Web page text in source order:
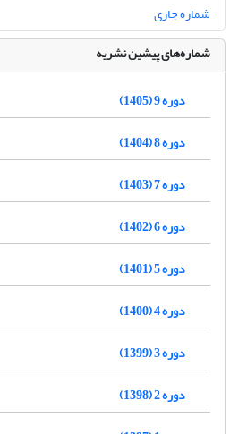
شماره جاری
شماره‌های پیشین نشریه
دوره 9 (1405)
دوره 8 (1404)
دوره 7 (1403)
دوره 6 (1402)
دوره 5 (1401)
دوره 4 (1400)
دوره 3 (1399)
دوره 2 (1398)